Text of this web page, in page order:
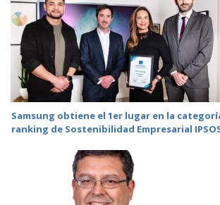
Samsung obtiene el 1er lugar en la
ranking de Sostenibilidad Empresarial